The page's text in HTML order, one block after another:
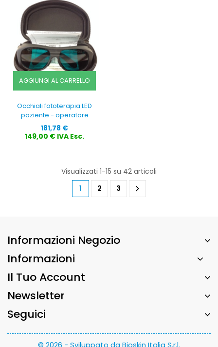
AGGIUNGI AL CARRELLO
Occhiali fototerapia LED
paziente - operatore
Prezzo
181,78 €
149,00 € IVA Esc.
Visualizzati 1-15 su 42 articoli
1
2 3
Informazioni Negozio
Informazioni
Il Tuo Account
Newsletter
Seguici
© 2026 - Sviluppato da Bioskin Italia S.r.l.